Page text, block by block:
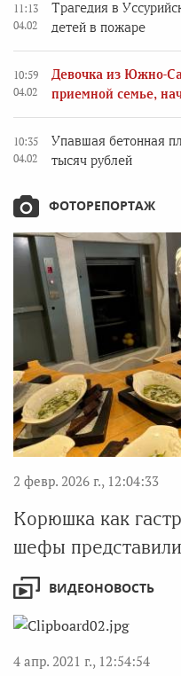
11:13
04.02
Трагедия в
детей в пожаре
10:59
04.02
Девочка из Южно-
приемной семье,
10:35
04.02
Упавшая бетонная
тысяч рублей
ФОТОРЕПОРТАЖ
2 февр. 2026 г., 12:04:33
Корюшка как
шефы
ВИДЕОНОВОСТЬ
4 апр. 2021 г., 12:54:54